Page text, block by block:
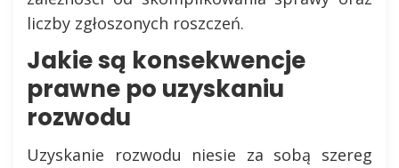
liczby zgłoszonych roszczeń.
Jakie są konsekwencje
prawne po uzyskaniu
rozwodu
Uzyskanie rozwodu niesie za sobą szereg